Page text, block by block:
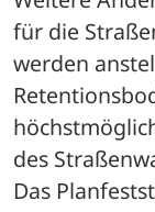
für die
werden
des
Das